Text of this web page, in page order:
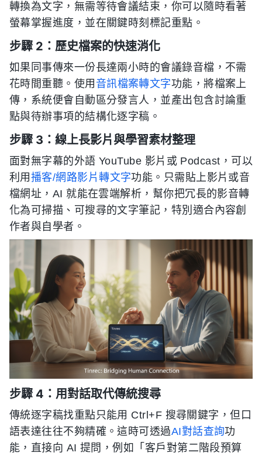
轉換為文字，無需等待會議結束，你可以隨時看著
螢幕掌握進度，並在關鍵時刻標記重點。
步驟 2：歷史檔案的快速消化
如果同事傳來一份長達兩小時的會議錄音檔，不需
花時間重聽。使用 音訊檔案轉文字功能，將檔案上
傳，系統便會自動區分發言人，並產出包含討論重
點與待辦事項的結構化逐字稿。
步驟 3：線上長影片與學習素材整理
面對無字幕的外語 YouTube 影片或 Podcast，可以
利用 播客/網路影片轉文字功能。只需貼上影片或音
檔網址，AI 就能在雲端解析，幫你把冗長的影音轉
化為可掃描、可搜尋的文字筆記，特別適合內容創
作者與自學者。
步驟 4：用對話取代傳統搜尋
傳統逐字稿找重點只能用 Ctrl+F 搜尋關鍵字，但口
語表達往往不夠精確。這時可透過AI對話查詢功
能，直接向 AI 提問，例如「客戶對第二階段預算